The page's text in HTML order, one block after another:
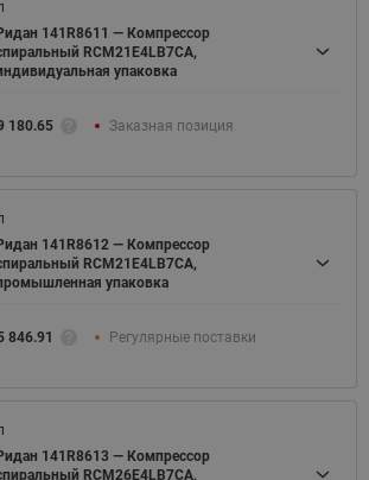
141R8611 — Компрессор
RCM21E4LB7CA,
упаковка
180.65 Заказная позиция
141R8612 — Компрессор
RCM21E4LB7CA,
упаковка
846.91 Регулярные поставки
141R8613 — Компрессор
RCM26E4LB7CA,